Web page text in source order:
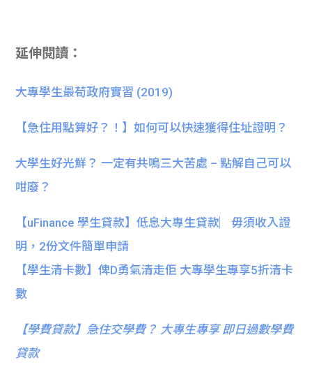
延伸閱讀：
大專學生最荀政府實習 (2019)
【急住用點算好？！】如何可以快速獲得住址證明？
大學生好光鮮？ 一定有共鳴三大苦處 – 點解自己可以
咁廢？
【uFinance 學生貸款】低息大專生貸款︳毋須收入證
明，2份文件簡單申請
【學生清卡數】俾D勇氣清走佢 大專學生專享5折清卡
數
【學費貸款】急住交學費？ 大專生專享 即日過數學費
貸款